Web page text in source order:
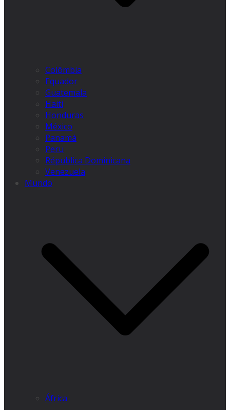
Colômbia
Equador
Guatemala
Haiti
Honduras
México
Panamá
Peru
Républica Dominicana
Venezuela
Mundo
África